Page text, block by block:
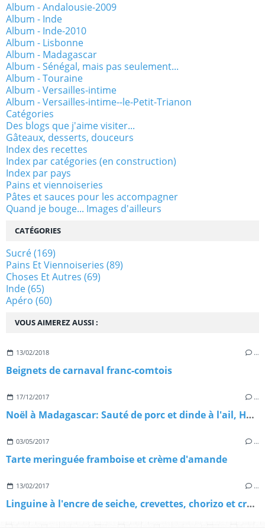
VOUS AIMEREZ AUSSI :
13/02/2018 …
Beignets de carnaval franc-comtois
17/12/2017 …
Noël à Madagascar: Sauté de porc et dinde à l'ail, Henakisoa sy Vorotsiloza nahandro gasy
03/05/2017 …
Tarte meringuée framboise et crème d'amande
13/02/2017 …
Linguine à l'encre de seiche, crevettes, chorizo et crème de parmesan, pour réveiller la St Valentin!
Album - Andalousie-2009
Album - Inde
Album - Inde-2010
Album - Lisbonne
Album - Madagascar
Album - Sénégal, mais pas seulement...
Album - Touraine
Album - Versailles-intime
Album - Versailles-intime--le-Petit-Trianon
Catégories
Des blogs que j'aime visiter...
Gâteaux, desserts, douceurs
Index des recettes
Index par catégories (en construction)
Index par pays
Pains et viennoiseries
Pâtes et sauces pour les accompagner
Quand je bouge... Images d'ailleurs
CATÉGORIES
Sucré(169)
Pains Et Viennoiseries (89)
Choses Et Autres (69)
Inde(65)
Apéro (60)